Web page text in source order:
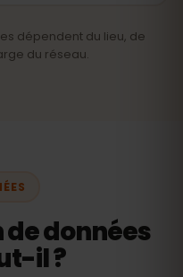
dépendent du lieu, de
du réseau.
de données
il ?